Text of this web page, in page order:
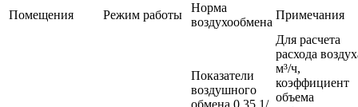
Помещения Режим работы
Норма
воздухообмена
Примечания
Показатели
воздушного
Для расчета
расхода
м³/ч,
коэффициент
объема